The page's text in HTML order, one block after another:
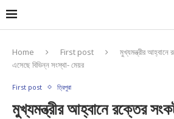
Home First post
মুখ্যমন্ত্রীর আহ্বানে
এসেছে বিভিন্ন সংস্থা- মেয়র
First post ত্রিপুরা
মুখ্যমন্ত্রীর আহ্বানে রক্তের